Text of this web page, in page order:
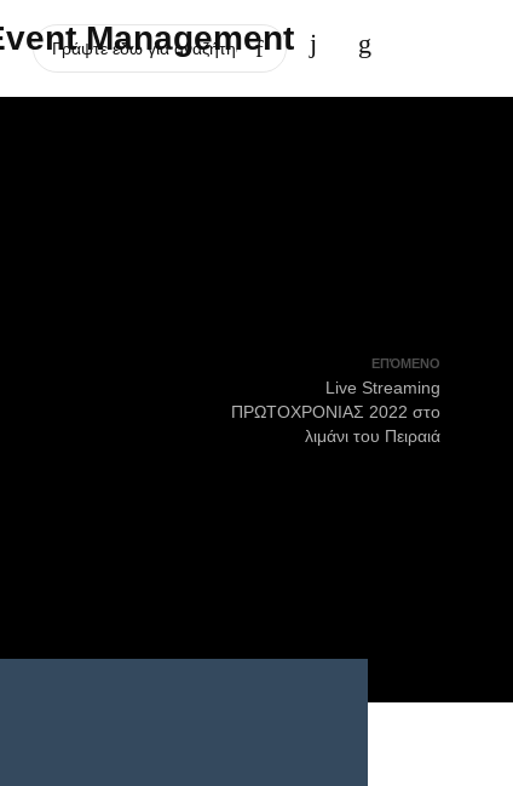
ΕΠΌΜΕΝΟ
Live Streaming
ΠΡΩΤΟΧΡΟΝΙΑΣ 2022 στο
λιμάνι του Πειραιά